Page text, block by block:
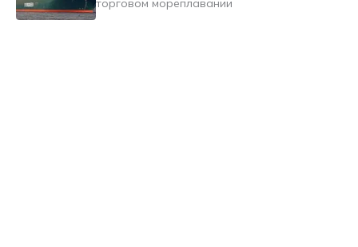
торговом мореплавании